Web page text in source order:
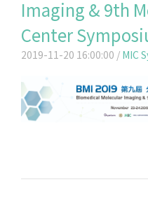
Imaging & 9th
Center
2019-11-20 16:00:00 / MIC